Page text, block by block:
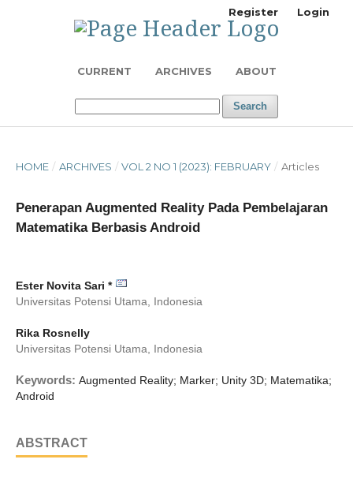
CURRENT ARCHIVES ABOUT
Search
Register Login
HOME / ARCHIVES / VOL 2 NO 1 (2023): FEBRUARY / Articles
Penerapan Augmented Reality Pada Pembelajaran
Matematika Berbasis Android
Ester Novita Sari *
Universitas Potensi Utama, Indonesia
Rika Rosnelly
Universitas Potensi Utama, Indonesia
Keywords: Augmented Reality; Marker; Unity 3D; Matematika;
Android
ABSTRACT